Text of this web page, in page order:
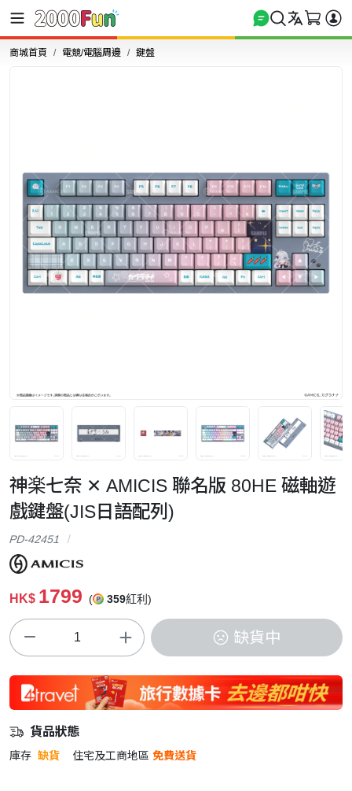
商城首頁 電競/電腦周邊 鍵盤
神楽七奈 ✕ AMICIS 聯名版 80HE 磁軸遊
戲鍵盤(JIS日語配列)
PD-42451
HK$ 1799 ( 359紅利)
缺貨中
貨品狀態
庫存 缺貨 住宅及工商地區 免費送貨